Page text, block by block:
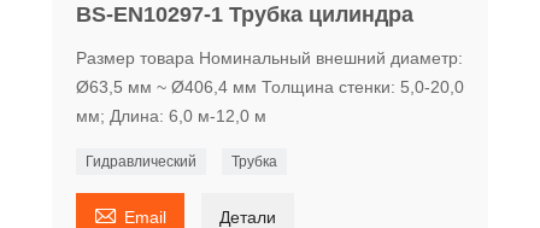
BS-EN10297-1 Трубка цилиндра
Размер товара Номинальный внешний диаметр:
Ø63,5 мм ~ Ø406,4 мм Толщина стенки: 5,0-20,0
мм; Длина: 6,0 м-12,0 м
Гидравлический Трубка
 Email Детали